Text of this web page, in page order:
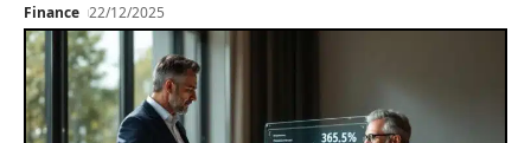
Finance 22/12/2025